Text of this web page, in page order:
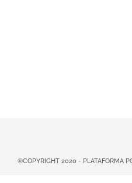
®COPYRIGHT 2020 - PLATAFORMA